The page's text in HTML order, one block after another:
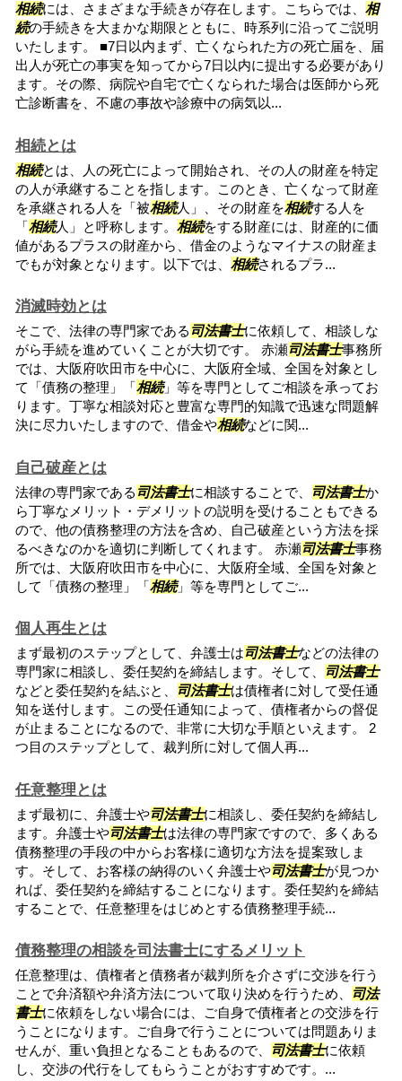
相続には、さまざまな手続きが存在します。こちらでは、 相
続の手続きを大まかな期限とともに、時系列に沿ってご説明
いたします。 ■7日以内まず、亡くなられた方の死亡届を、届
出人が死亡の事実を知ってから7日以内に提出する必要があり
ます。その際、病院や自宅で亡くなられた場合は医師から死
亡診断書を、不慮の事故や診療中の病気以...
相続とは
相続とは、人の死亡によって開始され、その人の財産を特定
の人が承継することを指します。このとき、亡くなって財産
を承継される人を「被相続人」、その財産を相続する人を
「相続人」と呼称します。 相続をする財産には、財産的に価
値があるプラスの財産から、借金のようなマイナスの財産ま
でもが対象となります。以下では、 相続されるプラ...
消滅時効とは
そこで、法律の専門家である 司法書士に依頼して、相談しな
がら手続を進めていくことが大切です。 赤瀬司法書士事務所
では、大阪府吹田市を中心に、大阪府全域、全国を対象とし
て「債務の整理」「相続」等を専門としてご相談を承ってお
ります。丁寧な相談対応と豊富な専門的知識で迅速な問題解
決に尽力いたしますので、借金や相続などに関...
自己破産とは
法律の専門家である 司法書士に相談することで、 司法書士か
ら丁寧なメリット・デメリットの説明を受けることもできる
ので、他の債務整理の方法を含め、自己破産という方法を採
るべきなのかを適切に判断してくれます。 赤瀬司法書士事務
所では、大阪府吹田市を中心に、大阪府全域、全国を対象と
して「債務の整理」「相続」等を専門としてご...
個人再生とは
まず最初のステップとして、弁護士は司法書士などの法律の
専門家に相談し、委任契約を締結します。そして、
司法書士
などと委任契約を結ぶと、
司法書士は債権者に対して受任通
知を送付します。この受任通知によって、債権者からの督促
が止まることになるので、非常に大切な手順といえます。 2
つ目のステップとして、裁判所に対して個人再...
任意整理とは
まず最初に、弁護士や司法書士に相談し、委任契約を締結し
ます。弁護士や司法書士は法律の専門家ですので、多くある
債務整理の手段の中からお客様に適切な方法を提案致しま
す。そして、お客様の納得のいく弁護士や司法書士が見つか
れば、委任契約を締結することになります。委任契約を締結
することで、任意整理をはじめとする債務整理手続...
債務整理の相談を司法書士にするメリット
任意整理は、債権者と債務者が裁判所を介さずに交渉を行う
ことで弁済額や弁済方法について取り決めを行うため、
司法
書士に依頼をしない場合には、ご自身で債権者との交渉を行
うことになります。ご自身で行うことについては問題ありま
せんが、重い負担となることもあるので、
司法書士に依頼
し、交渉の代行をしてもらうことがおすすめです。...